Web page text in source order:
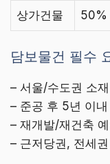
상가건물 50%
담보물건 필수
– 서울/수도권 소
– 준공 후 5년 이
– 재개발/재건축
– 근저당권, 전세